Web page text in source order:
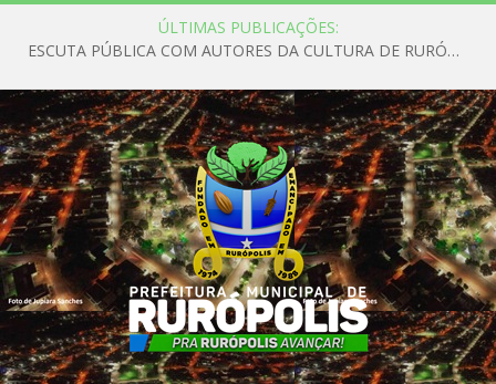
ÚLTIMAS PUBLICAÇÕES:
ESCUTA PÚBLICA COM AUTORES DA CULTURA DE RURÓPOLIS